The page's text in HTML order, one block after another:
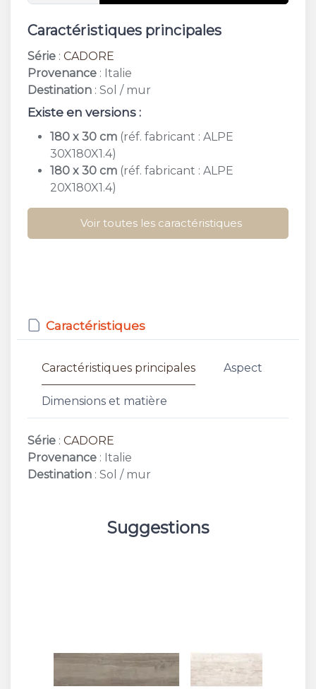
Caractéristiques principales
Série : CADORE
Provenance : Italie
Destination : Sol / mur
Existe en versions :
180 x 30 cm (réf. fabricant : ALPE
30X180X1.4)
180 x 30 cm (réf. fabricant : ALPE
20X180X1.4)
Voir toutes les caractéristiques
Caractéristiques
Caractéristiques principales Aspect
Dimensions et matière
Série : CADORE
Provenance : Italie
Destination : Sol / mur
Suggestions